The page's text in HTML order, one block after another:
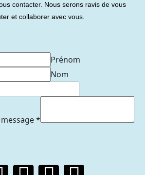
contacter. Nous serons ravis de vous
et collaborer avec vous.
Prénom
Nom
*